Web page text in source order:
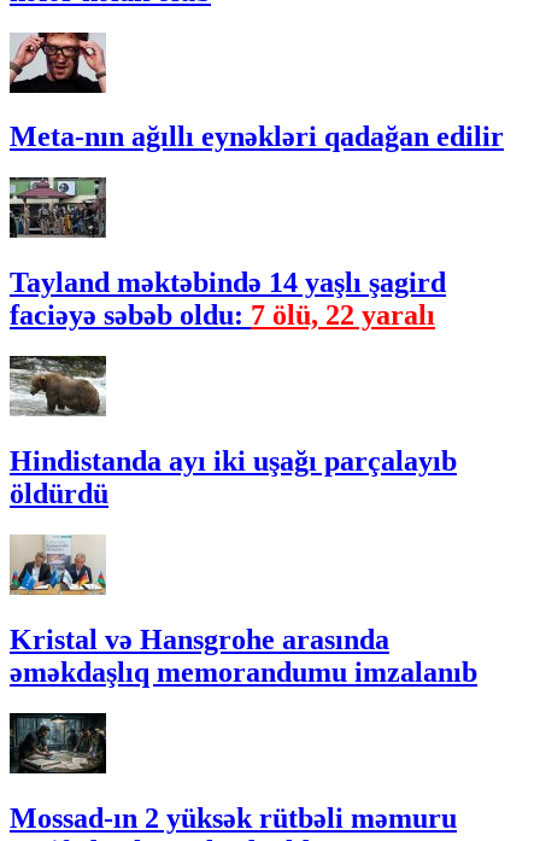
Meta-nın ağıllı eynəkləri qadağan edilir
Tayland məktəbində 14 yaşlı şagird
faciəyə səbəb oldu: 7 ölü, 22 yaralı
Hindistanda ayı iki uşağı parçalayıb
öldürdü
Kristal və Hansgrohe arasında
əməkdaşlıq memorandumu imzalanıb
Mossad-ın 2 yüksək rütbəli məmuru